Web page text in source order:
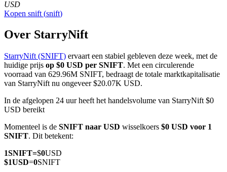
COIN-M-futures
Cryptocurrency-futures
TradFi
Derivaten voor aandelen, forex, edelmetalen en grondstoffen
USD
Kopen snift (snift)
Over StarryNift
StarryNift (SNIFT) ervaart een stabiel gebleven deze week, met de
huidige prijs op $0 USD per SNIFT. Met een circulerende
voorraad van 629.96M SNIFT, bedraagt de totale marktkapitalisatie
van StarryNift nu ongeveer $20.07K USD.
In de afgelopen 24 uur heeft het handelsvolume van StarryNift $0
USD bereikt
Momenteel is de SNIFT naar USD wisselkoers $0 USD voor 1
SNIFT. Dit betekent:
1SNIFT=$0USD
$1USD=0SNIFT